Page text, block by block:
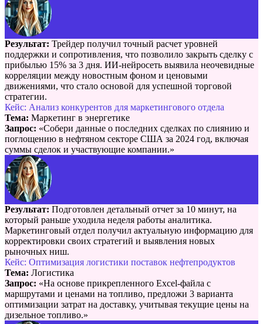
Результат: Трейдер получил точный расчет уровней
поддержки и сопротивления, что позволило закрыть сделку с
прибылью 15% за 3 дня. ИИ-нейросеть выявила неочевидные
корреляции между новостным фоном и ценовыми
движениями, что стало основой для успешной торговой
стратегии.
Кейс: Анализ конкурентов для маркетингового отдела
Тема: Маркетинг в энергетике
Запрос: «Собери данные о последних сделках по слиянию и
поглощению в нефтяном секторе США за 2024 год, включая
суммы сделок и участвующие компании.»
Результат: Подготовлен детальный отчет за 10 минут, на
который раньше уходила неделя работы аналитика.
Маркетинговый отдел получил актуальную информацию для
корректировки своих стратегий и выявления новых
рыночных ниш.
Кейс: Оптимизация логистики поставок нефтепродуктов
Тема: Логистика
Запрос: «На основе прикрепленного Excel-файла с
маршрутами и ценами на топливо, предложи 3 варианта
оптимизации затрат на доставку, учитывая текущие цены на
дизельное топливо.»